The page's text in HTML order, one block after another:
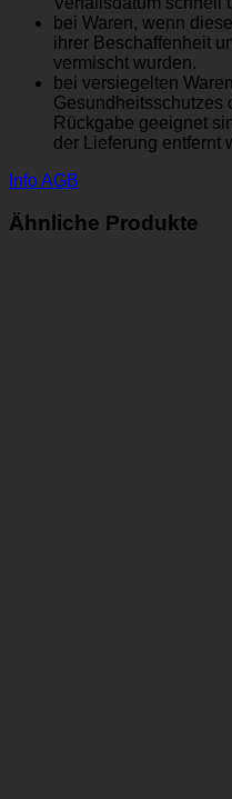
bei Waren, wenn
ihrer Beschaffenheit
vermischt wurden.
bei versiegelten
Gesundheitsschutzes
Rückgabe geeignet
der Lieferung entfernt
Info AGB
Ähnliche Produkte